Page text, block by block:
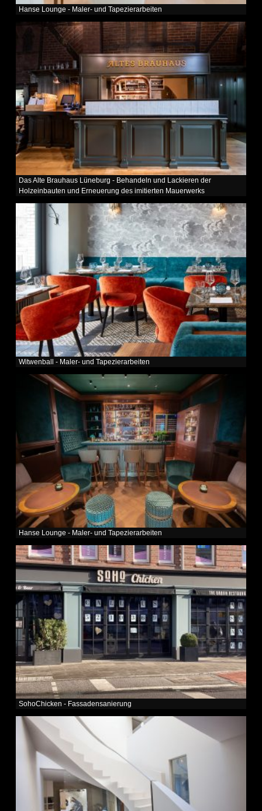
Hanse Lounge - Maler- und Tapezierarbeiten
Das Alte Brauhaus Lüneburg - Behandeln und Lackieren der
Holzeinbauten und Erneuerung des imitierten Mauerwerks
Witwenball - Maler- und Tapezierarbeiten
Hanse Lounge - Maler- und Tapezierarbeiten
SohoChicken - Fassadensanierung